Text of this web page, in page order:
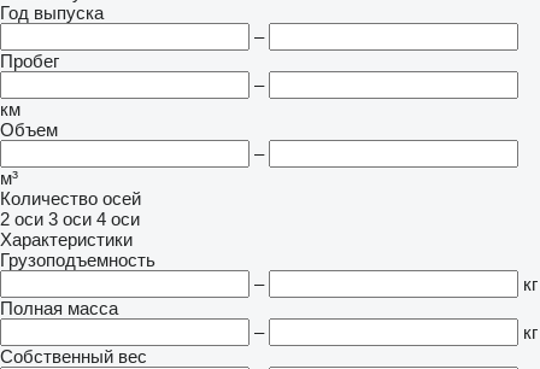
Год выпуска
–
Пробег
–
км
Объем
–
м³
Количество осей
2 оси 3 оси 4 оси
Характеристики
Грузоподъемность
–
кг
Полная масса
–
кг
Собственный вес